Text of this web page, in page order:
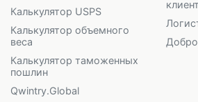
Калькулятор USPS
Калькулятор объемного
веса
Калькулятор таможенных
пошлин
Qwintry.Global